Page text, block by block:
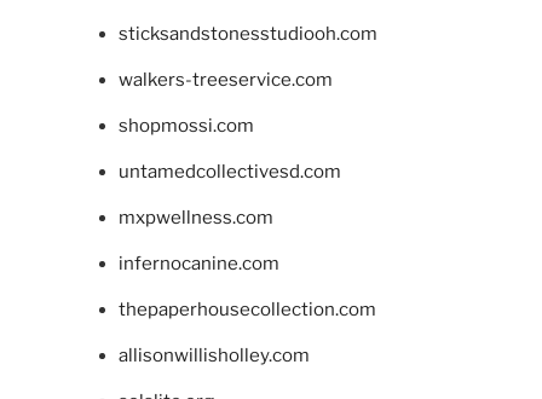
sticksandstonesstudiooh.com
walkers-treeservice.com
shopmossi.com
untamedcollectivesd.com
mxpwellness.com
infernocanine.com
thepaperhousecollection.com
allisonwillisholley.com